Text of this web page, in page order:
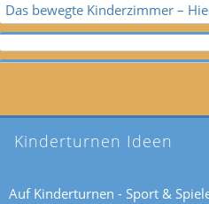
Das bewegte Kinderzimmer –
Kinderturnen Ideen
Auf Kinderturnen - Sport &